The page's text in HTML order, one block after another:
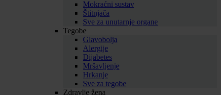
Mokraćni sustav
Štitnjača
Sve za unutarnje organe
Tegobe
Glavobolja
Alergije
Dijabetes
Mršavljenje
Hrkanje
Sve za tegobe
Zdravlje žena